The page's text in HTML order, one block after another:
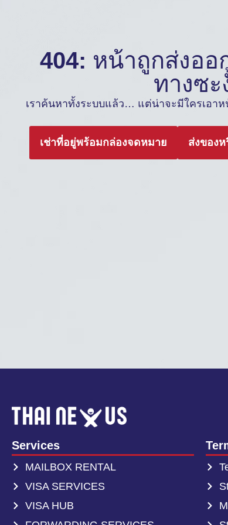
404: หน้าถูกส่งออ
ทางซะ
เราค้นหาทั้งระบบแล้ว… แต่น่าจะมีใครเอ
เช่าที่อยู่พร้อมกล่องจดหมาย ส่งของ
Services
MAILBOX RENTAL
VISA SERVICES
VISA HUB